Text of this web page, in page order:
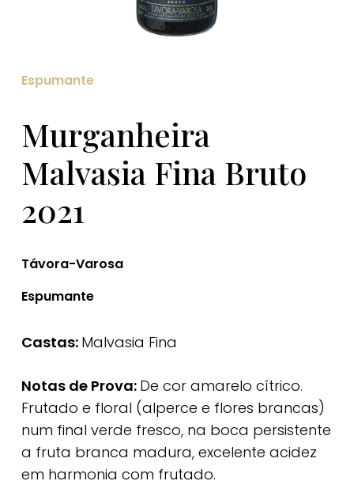
Espumante
Murganheira
Malvasia Fina Bruto
2021
Távora-Varosa
Espumante
Castas: Malvasia Fina
Notas de Prova: De cor amarelo cítrico.
Frutado e floral (alperce e flores brancas)
num final verde fresco, na boca persistente
a fruta branca madura, excelente acidez
em harmonia com frutado.